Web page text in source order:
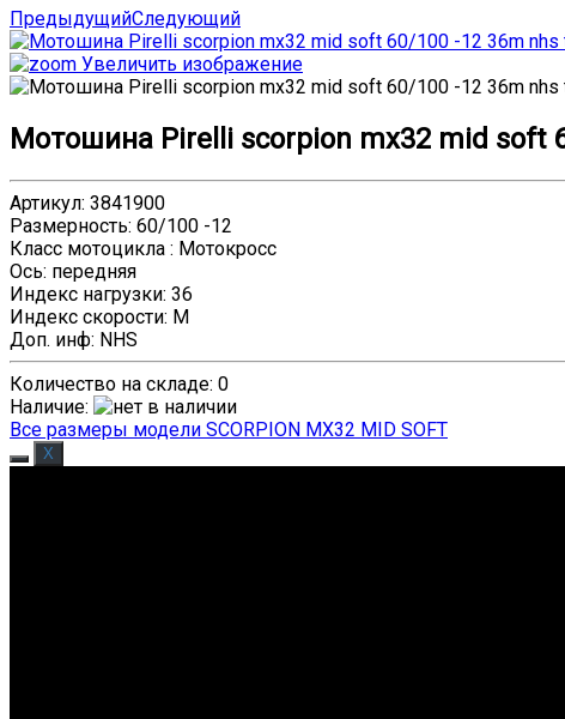
ПредыдущийСледующий
Увеличить изображение
Мотошина Pirelli scorpion mx32 mid soft
Артикул: 3841900
Размерность: 60/100 -12
Класс мотоцикла : Мотокросс
Ось: передняя
Индекс нагрузки: 36
Индекс скорости: M
Доп. инф: NHS
Количество на складе: 0
Наличие:
Все размеры модели SCORPION MX32 MID SOFT